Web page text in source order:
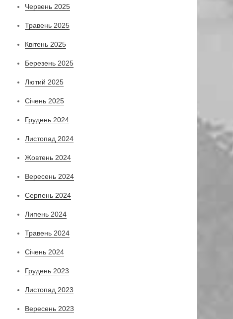
Червень 2025
Травень 2025
Квітень 2025
Березень 2025
Лютий 2025
Січень 2025
Грудень 2024
Листопад 2024
Жовтень 2024
Вересень 2024
Серпень 2024
Липень 2024
Травень 2024
Січень 2024
Грудень 2023
Листопад 2023
Вересень 2023